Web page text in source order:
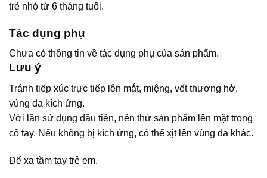
trẻ nhỏ từ 6 tháng tuổi.
Tác dụng phụ
Chưa có thông tin về tác dụng phụ của sản phẩm.
Lưu ý
Tránh tiếp xúc trực tiếp lên mắt, miệng, vết thương hở,
vùng da kích ứng.
Với lần sử dụng đầu tiên, nên thử sản phẩm lên mặt trong
cổ tay. Nếu không bị kích ứng, có thể xịt lên vùng da khác.
Để xa tầm tay trẻ em.